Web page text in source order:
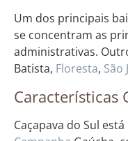
Um dos principais
se concentram as
administrativas.
Batista, Floresta, São
Características
Caçapava do Sul